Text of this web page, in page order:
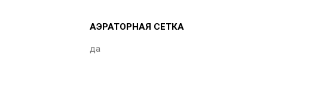
АЭРАТОРНАЯ СЕТКА
да